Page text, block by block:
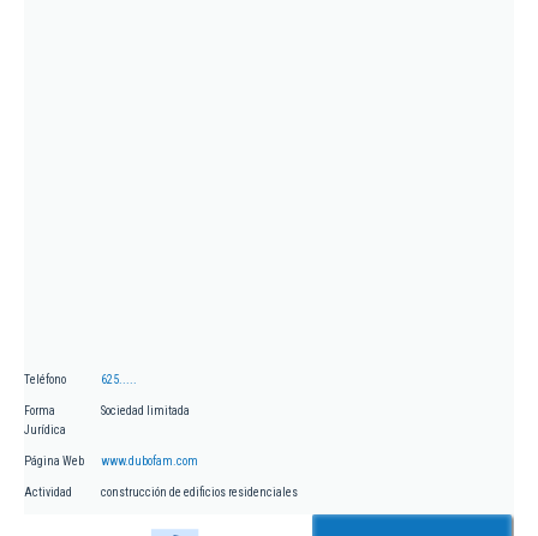
Teléfono 625.....
Forma
Jurídica
Sociedad limitada
Página Web www.dubofam.com
Actividad construcción de edificios residenciales